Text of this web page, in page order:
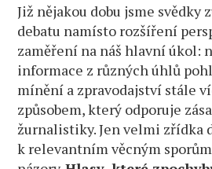
Již nějakou dobu jsme svědky
debatu namísto rozšíření
zaměření na náš hlavní úkol:
informace z různých úhlů
mínění a zpravodajství stále
způsobem, který odporuje
žurnalistiky. Jen velmi zřídka
k relevantním věcným